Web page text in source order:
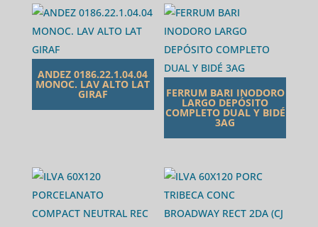
ANDEZ 0186.22.1.04.04
MONOC. LAV ALTO LAT
GIRAF FERRUM BARI INODORO
LARGO DEPÓSITO
COMPLETO DUAL Y BIDÉ
3AG